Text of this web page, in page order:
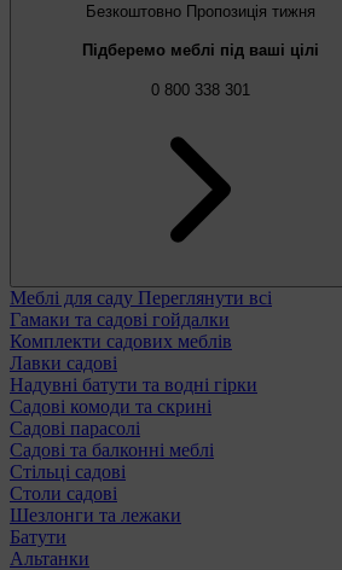
Безкоштовно Пропозиція тижня
Підберемо меблі під ваші цілі
0 800 338 301
Меблі для саду Переглянути всі
Гамаки та садові гойдалки
Комплекти садових меблів
Лавки садові
Надувні батути та водні гірки
Садові комоди та скрині
Садові парасолі
Садові та балконні меблі
Стільці садові
Столи садові
Шезлонги та лежаки
Батути
Альтанки